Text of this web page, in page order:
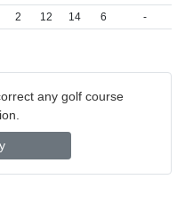
2 12 14 6 -
any golf course